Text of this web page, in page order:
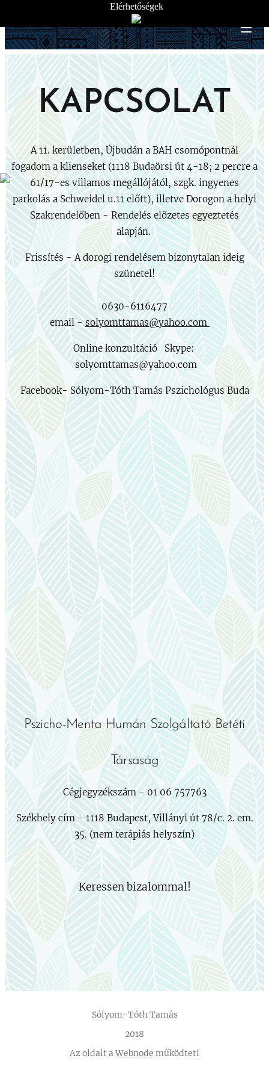
KAPCSOLAT
A 11. kerületben, Újbudán a BAH csomópontnál
fogadom a klienseket (1118 Budaörsi út 4-18; 2 percre a
61/17-es villamos megállójától, szgk. ingyenes
parkolás a Schweidel u.11 előtt), illetve Dorogon a helyi
Szakrendelőben - Rendelés előzetes egyeztetés
alapján.
Frissítés - A dorogi rendelésem bizonytalan ideig
szünetel!
0630-6116477
email -solyomttamas@yahoo.com
Online konzultáció Skype:
solyomttamas@yahoo.com
Facebook- Sólyom-Tóth Tamás Pszichológus Buda
Pszicho-Menta Humán Szolgáltató Betéti
Társaság
Cégjegyzékszám - 01 06 757763
Székhely cím - 1118 Budapest, Villányi út 78/c. 2. em.
35. (nem terápiás helyszín)
Keressen bizalommal!
Sólyom-Tóth Tamás
2018
Az oldalt aWebnode működteti
Elérhetőségek